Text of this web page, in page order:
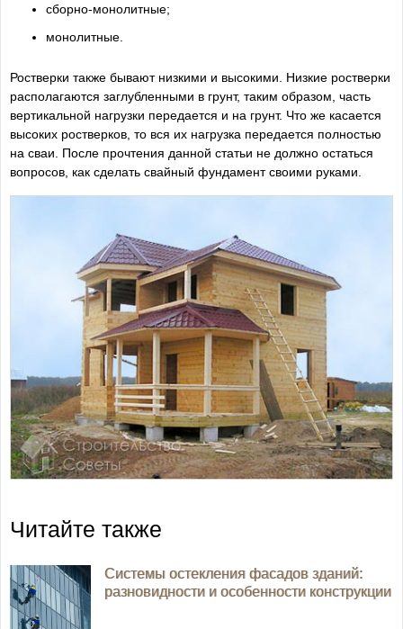
сборно-монолитные;
монолитные.
Ростверки также бывают низкими и высокими. Низкие ростверки
располагаются заглубленными в грунт, таким образом, часть
вертикальной нагрузки передается и на грунт. Что же касается
высоких ростверков, то вся их нагрузка передается полностью
на сваи. После прочтения данной статьи не должно остаться
вопросов, как сделать свайный фундамент своими руками.
Читайте также
Системы остекления фасадов зданий:
разновидности и особенности конструкции